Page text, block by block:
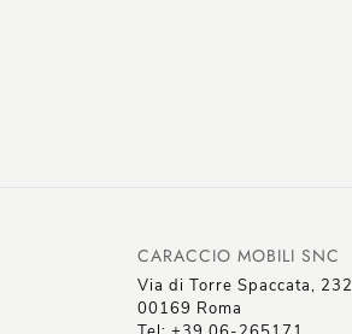
CARACCIO MOBILI SNC
Via di Torre Spaccata, 232
00169 Roma